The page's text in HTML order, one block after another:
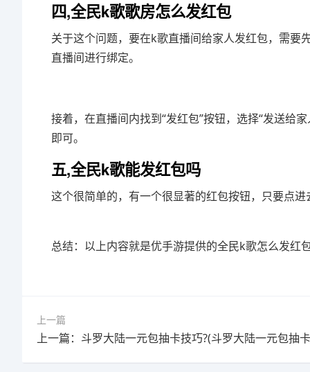
四,全民k歌歌房怎么发红包
关于这个问题，要在k歌直播间给家人发红包，需要
直播间进行绑定。
接着，在直播间内找到“发红包”按钮，选择“发送给
即可。
五,全民k歌能发红包吗
这个很简单的，有一个很显著的红包按钮，只要点进
总结：以上内容就是优手游提供的全民k歌怎么发红
上一篇